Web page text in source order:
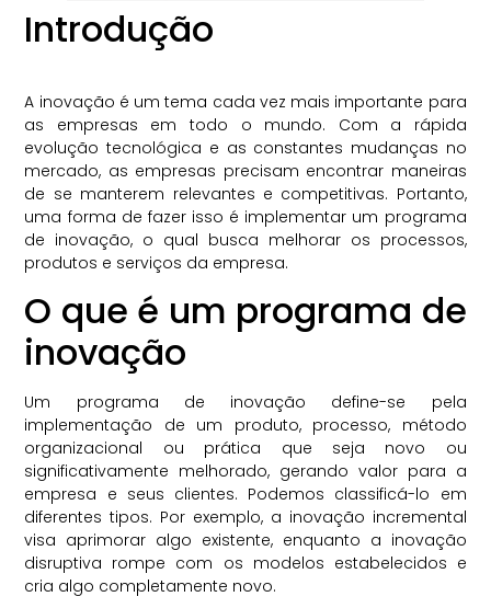
Introdução
A inovação é um tema cada vez mais importante para
as empresas em todo o mundo. Com a rápida
evolução tecnológica e as constantes mudanças no
mercado, as empresas precisam encontrar maneiras
de se manterem relevantes e competitivas. Portanto,
uma forma de fazer isso é implementar um programa
de inovação, o qual busca melhorar os processos,
produtos e serviços da empresa.
O que é um programa de
inovação
Um programa de inovação define-se pela
implementação de um produto, processo, método
organizacional ou prática que seja novo ou
significativamente melhorado, gerando valor para a
empresa e seus clientes. Podemos classificá-lo em
diferentes tipos. Por exemplo, a inovação incremental
visa aprimorar algo existente, enquanto a inovação
disruptiva rompe com os modelos estabelecidos e
cria algo completamente novo.